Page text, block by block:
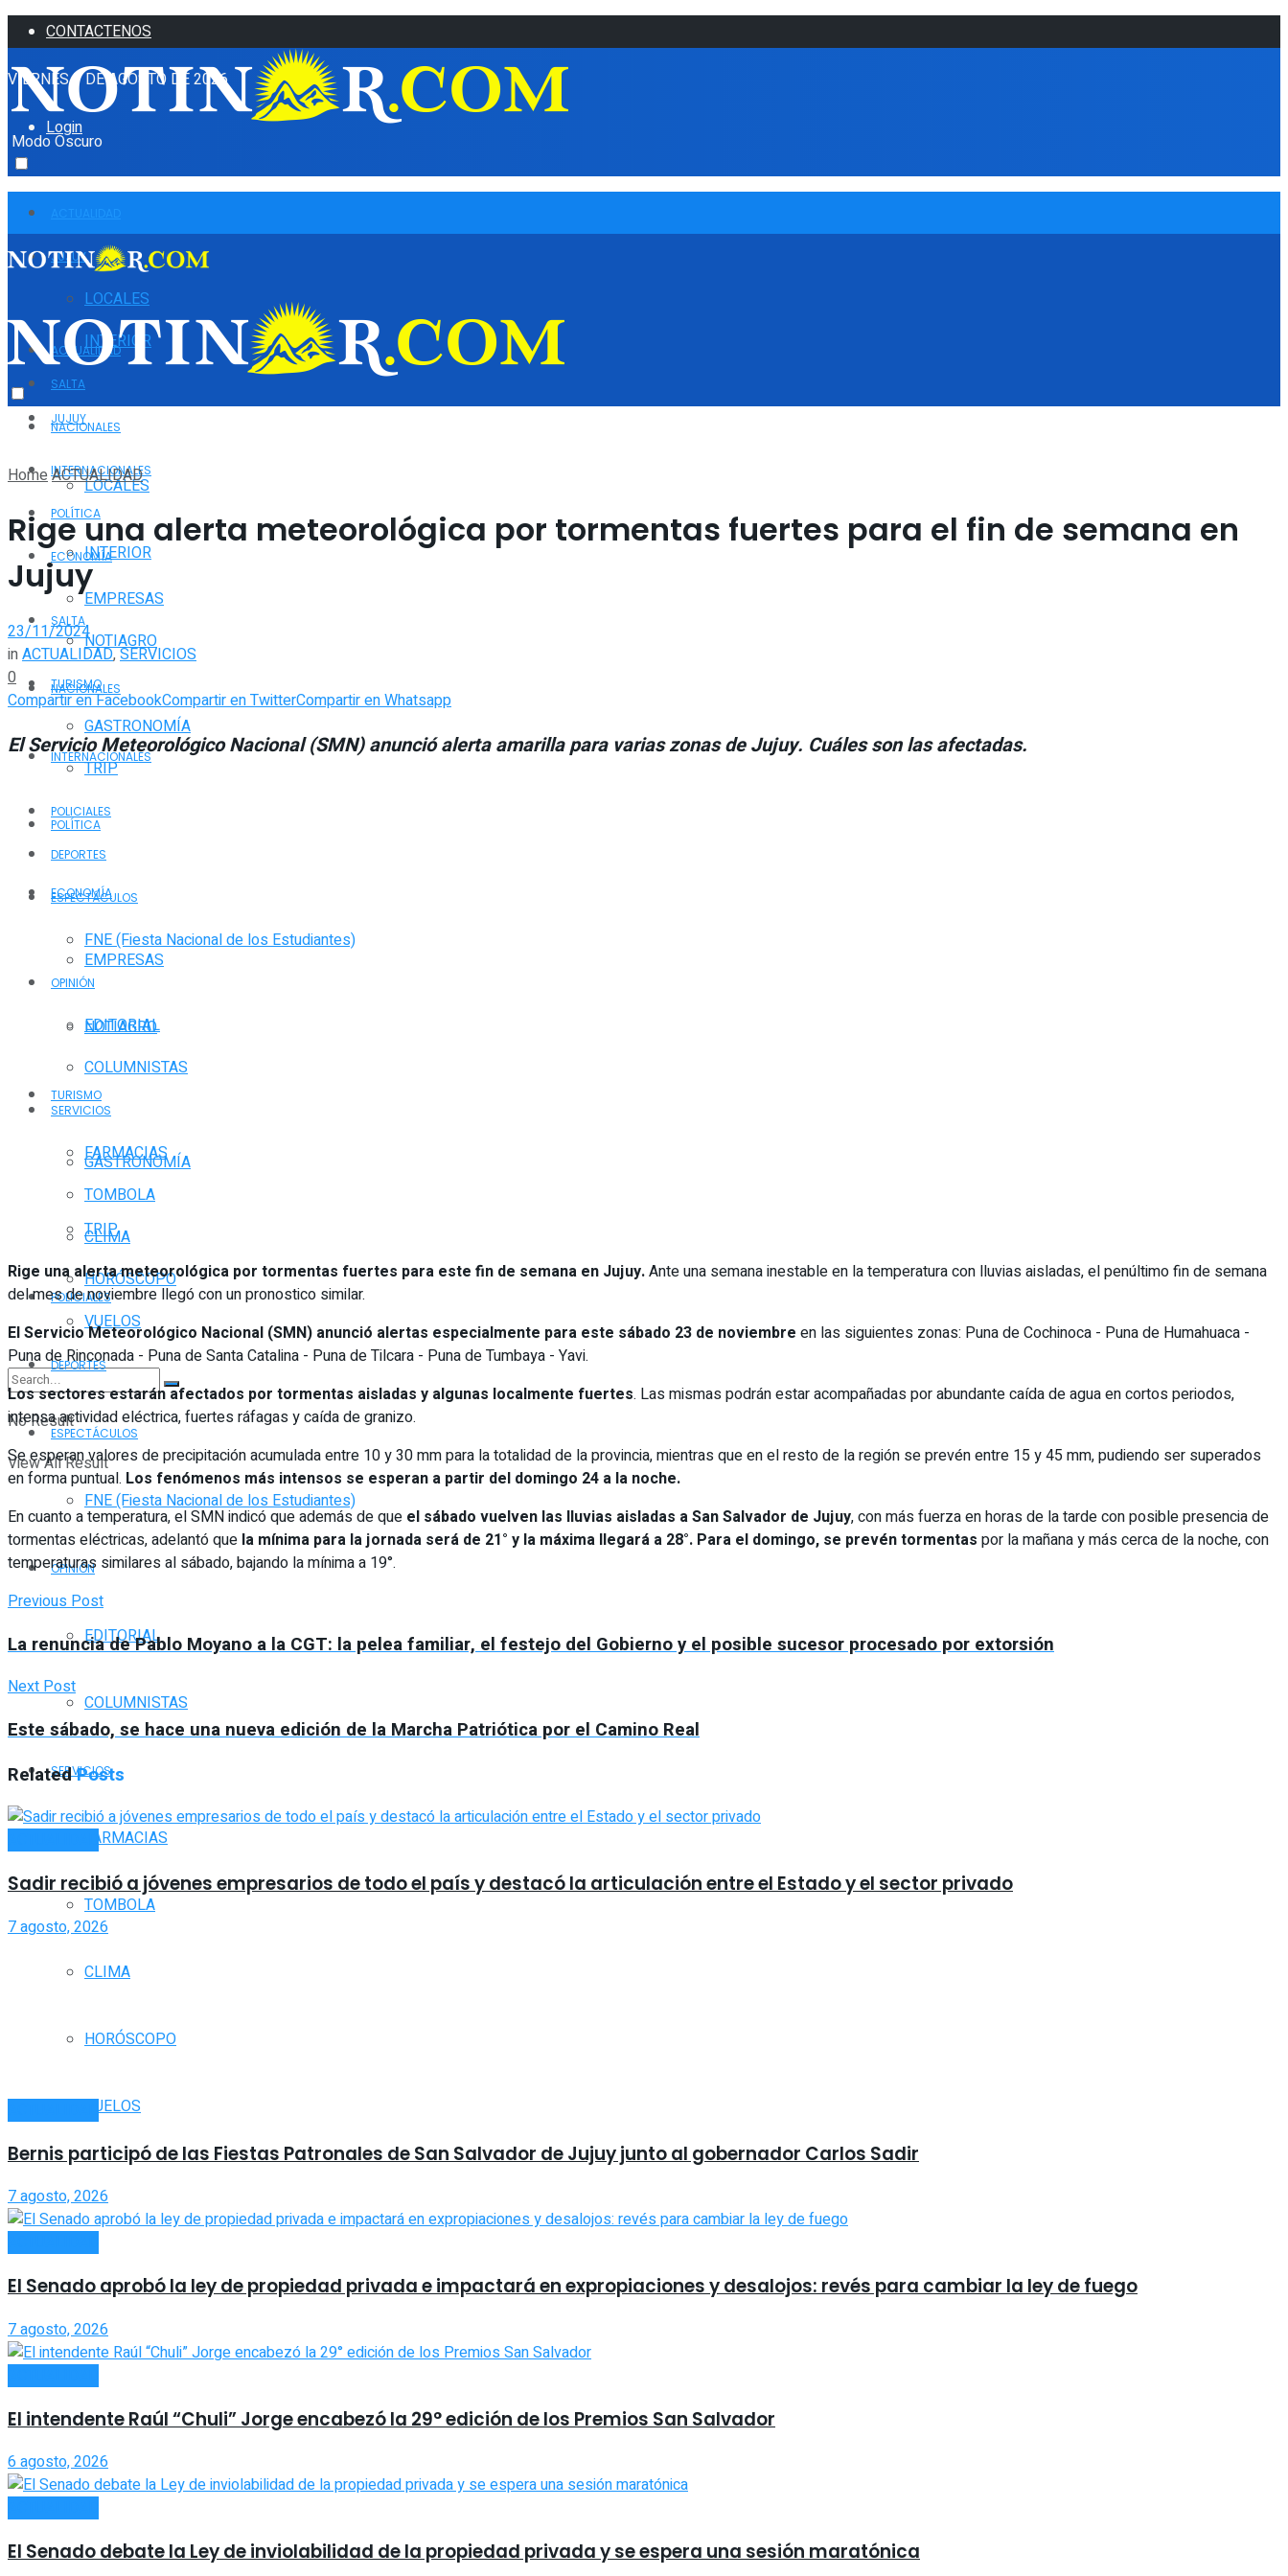
CONTACTENOS
VIERNES 7 DE AGOSTO DE 2026
Login
Modo Oscuro
JUJUY
LOCALES
INTERIOR
SALTA
NACIONALES
INTERNACIONALES
POLÍTICA
ECONOMÍA
EMPRESAS
NOTIAGRO
TURISMO
GASTRONOMÍA
TRIP
POLICIALES
DEPORTES
ESPECTÁCULOS
FNE (Fiesta Nacional de los Estudiantes)
OPINIÓN
EDITORIAL
COLUMNISTAS
SERVICIOS
FARMACIAS
TOMBOLA
CLIMA
HORÓSCOPO
VUELOS
No Result
View All Result
ACTUALIDAD
JUJUY
LOCALES
INTERIOR
SALTA
NACIONALES
INTERNACIONALES
POLÍTICA
ECONOMÍA
EMPRESAS
NOTIAGRO
TURISMO
GASTRONOMÍA
TRIP
POLICIALES
DEPORTES
ESPECTÁCULOS
FNE (Fiesta Nacional de los Estudiantes)
OPINIÓN
EDITORIAL
COLUMNISTAS
SERVICIOS
FARMACIAS
TOMBOLA
CLIMA
HORÓSCOPO
VUELOS
HomeACTUALIDAD
Rige una alerta meteorológica por tormentas fuertes para el fin de semana en
Jujuy
23/11/2024
inACTUALIDAD,SERVICIOS
0
Compartir en FacebookCompartir en TwitterCompartir en Whatsapp
El Servicio Meteorológico Nacional (SMN) anunció alerta amarilla para varias zonas de Jujuy. Cuáles son las afectadas.
Rige una alerta meteorológica por tormentas fuertes para este fin de semana en Jujuy.Ante una semana inestable en la temperatura con lluvias aisladas, el penúltimo fin de semana
del mes de noviembre llegó con un pronostico similar.
El Servicio Meteorológico Nacional (SMN) anunció alertas especialmente para este sábado 23 de noviembre en las siguientes zonas: Puna de Cochinoca - Puna de Humahuaca -
Puna de Rinconada - Puna de Santa Catalina - Puna de Tilcara - Puna de Tumbaya - Yavi.
Los sectores estarán afectados por tormentas aisladas y algunas localmente fuertes. Las mismas podrán estar acompañadas por abundante caída de agua en cortos periodos,
intensa actividad eléctrica, fuertes ráfagas y caída de granizo.
Se esperan valores de precipitación acumulada entre 10 y 30 mm para la totalidad de la provincia, mientras que en el resto de la región se prevén entre 15 y 45 mm, pudiendo ser superados
en forma puntual. Los fenómenos más intensos se esperan a partir del domingo 24 a la noche.
En cuanto a temperatura, el SMN indicó que además de que el sábado vuelven las lluvias aisladas a San Salvador de Jujuy, con más fuerza en horas de la tarde con posible presencia de
tormentas eléctricas, adelantó que la mínima para la jornada será de 21° y la máxima llegará a 28°. Para el domingo, se prevén tormentas por la mañana y más cerca de la noche, con
temperaturas similares al sábado, bajando la mínima a 19°.
Previous Post
La renuncia de Pablo Moyano a la CGT: la pelea familiar, el festejo del Gobierno y el posible sucesor procesado por extorsión
Next Post
Este sábado, se hace una nueva edición de la Marcha Patriótica por el Camino Real
RelatedPosts
Sadir recibió a jóvenes empresarios de todo el país y destacó la articulación entre el Estado y el sector privado
7 agosto, 2026
Bernis participó de las Fiestas Patronales de San Salvador de Jujuy junto al gobernador Carlos Sadir
7 agosto, 2026
El Senado aprobó la ley de propiedad privada e impactará en expropiaciones y desalojos: revés para cambiar la ley de fuego
7 agosto, 2026
El intendente Raúl “Chuli” Jorge encabezó la 29° edición de los Premios San Salvador
6 agosto, 2026
El Senado debate la Ley de inviolabilidad de la propiedad privada y se espera una sesión maratónica